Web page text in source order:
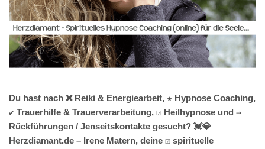
Du hast nach ❌ Reiki & Energiearbeit, ★ Hypnose Coaching,
✔️ Trauerhilfe & Trauerverarbeitung, ☑️ Heilhypnose und ⇒
Rückführungen / Jenseitskontakte gesucht? 💓️💎
Herzdiamant.de – Irene Matern, deine ☑️ spirituelle